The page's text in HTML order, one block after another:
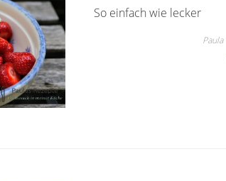
So einfach wie lecker
Paula